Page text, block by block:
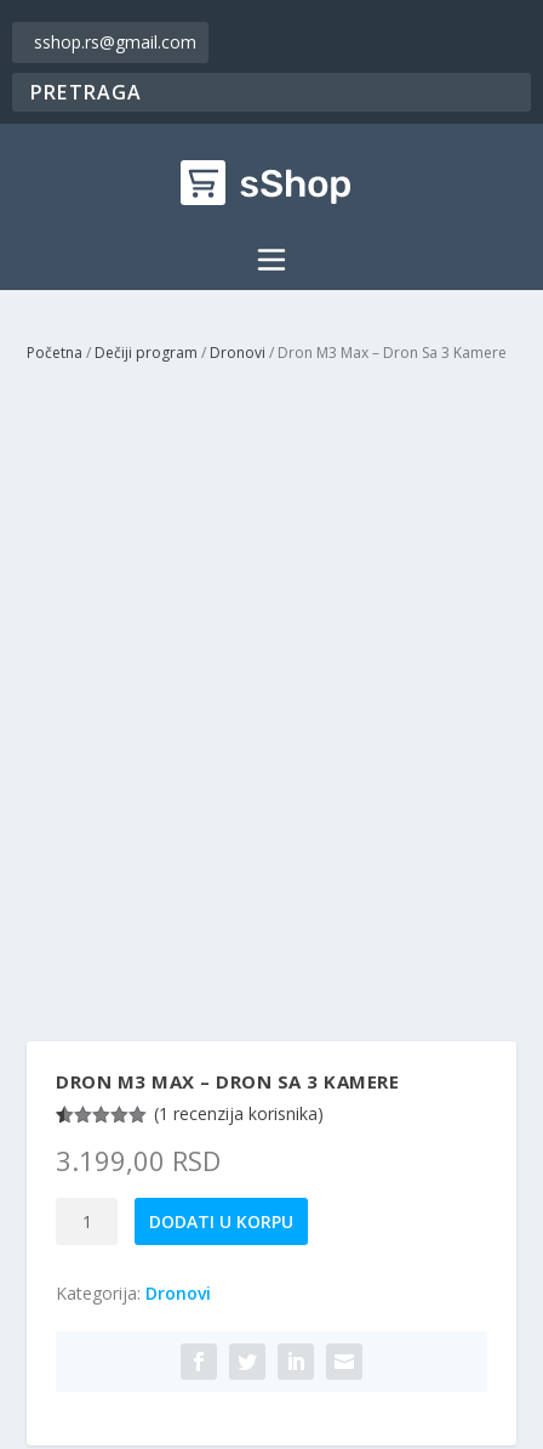
sshop.rs@gmail.com
Početna / Dečiji program / Dronovi / Dron M3 Max – Dron Sa 3 Kamere
DRON M3 MAX – DRON SA 3 KAMERE
5.00od 5
na osnovu
(1 recenzija korisnika)
3.199,00 RSD
-
DODATI U KORPU
Kategorija: Dronovi